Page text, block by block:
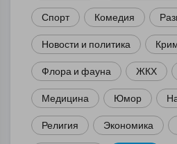
Спорт Комедия
Новости и политика
Флора и фауна ЖКХ
Медицина Юмор
Религия Экономика